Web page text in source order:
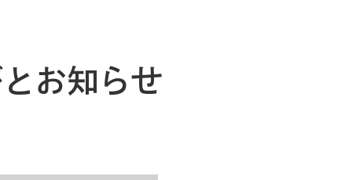
お知らせ